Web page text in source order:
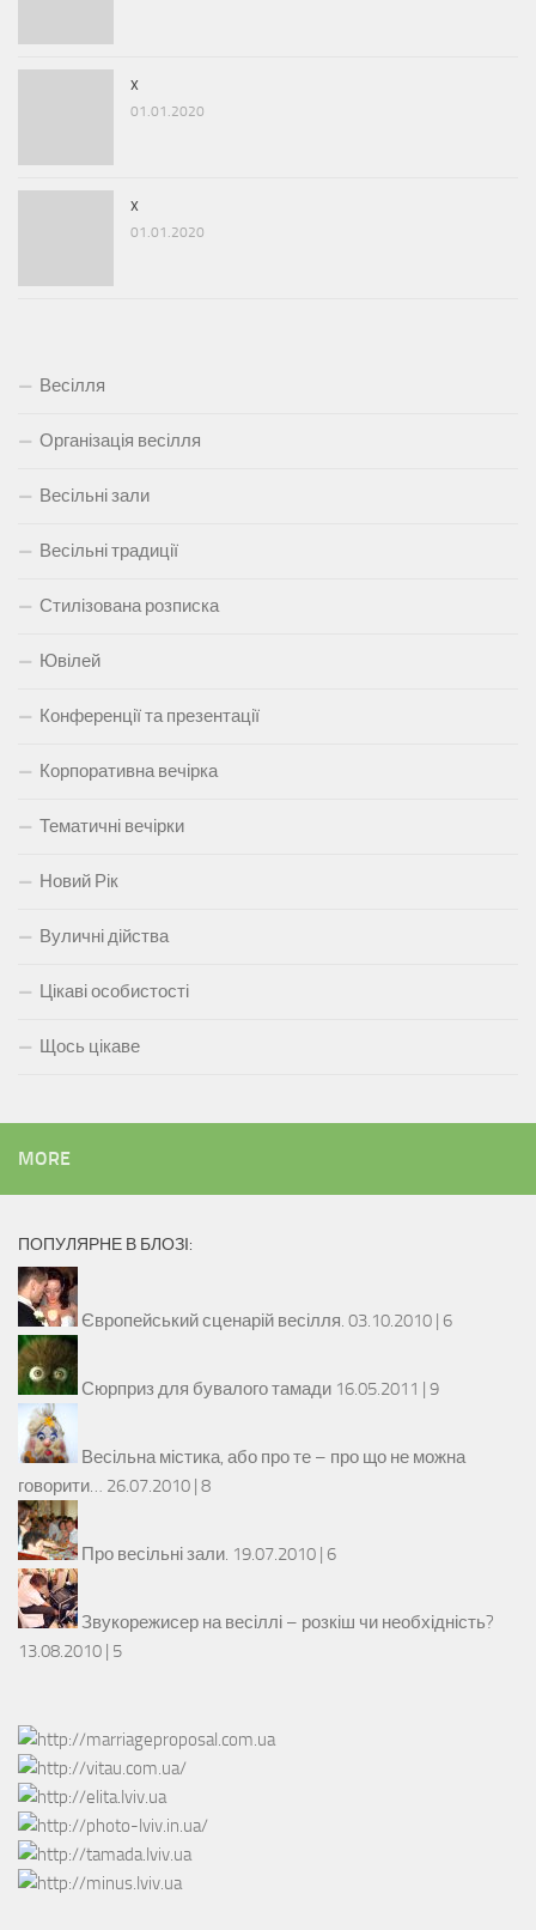
x
01.01.2020
x
01.01.2020
Весілля
Організація весілля
Весільні зали
Весільні традиції
Стилізована розписка
Ювілей
Конференції та презентації
Корпоративна вечірка
Тематичні вечірки
Новий Рік
Вуличні дійства
Цікаві особистості
Щось цікаве
MORE
ПОПУЛЯРНЕ В БЛОЗІ:
Європейський сценарій весілля. 03.10.2010 | 6
Сюрприз для бувалого тамади 16.05.2011 | 9
Весільна містика, або про те – про що не можна
говорити… 26.07.2010 | 8
Про весільні зали. 19.07.2010 | 6
Звукорежисер на весіллі – розкіш чи необхідність?
13.08.2010 | 5